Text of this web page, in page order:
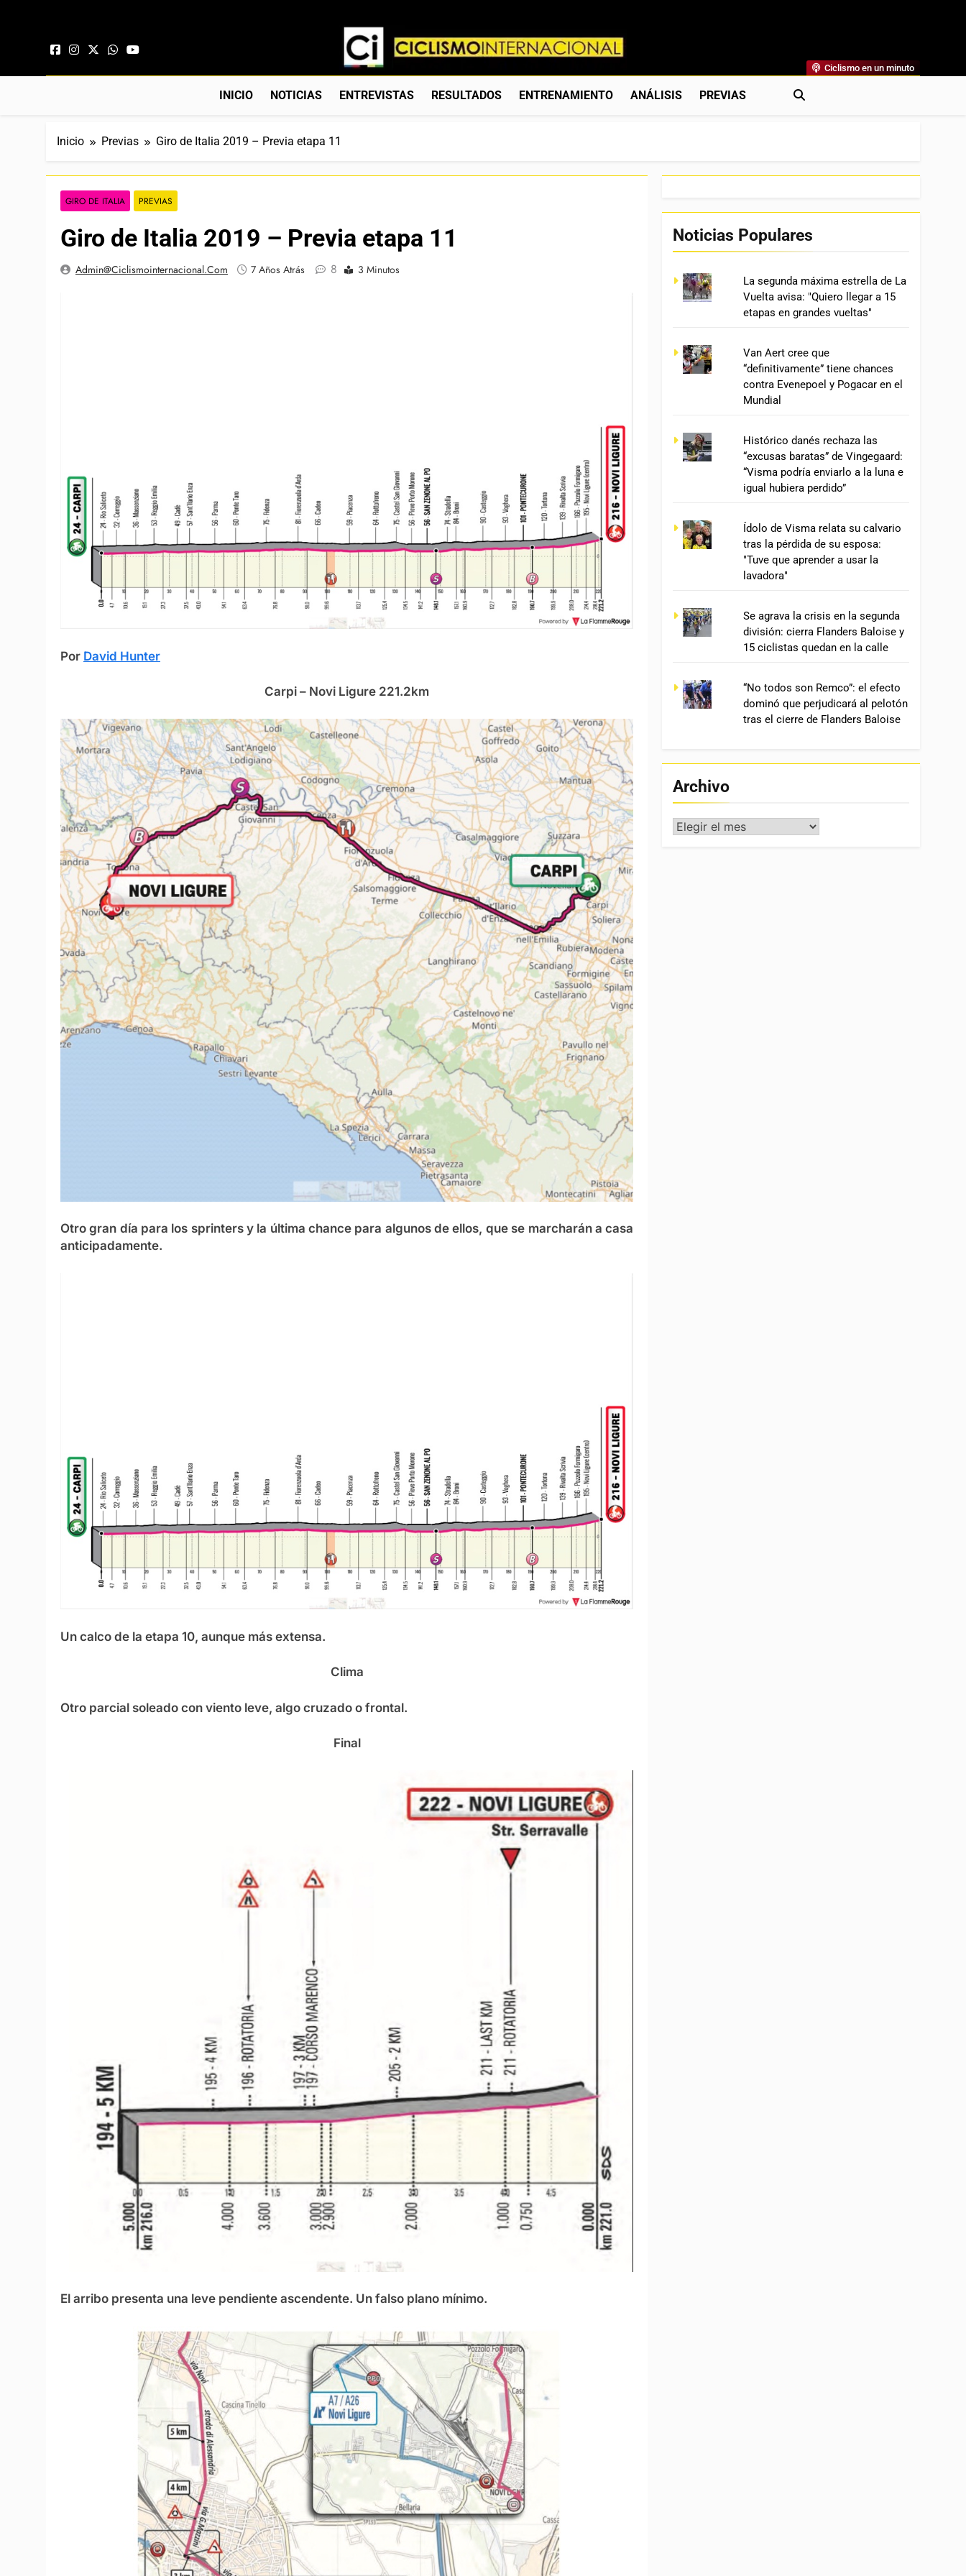
Ciclismo Internacional
Web Dedicada Al Ciclismo Mundial. Entrevistas, Análisis, Crónicas, Previas Y Más. La Web Ciclista De Referencia.
Ciclismo en un minuto
INICIO NOTICIAS ENTREVISTAS RESULTADOS ENTRENAMIENTO ANÁLISIS PREVIAS
Inicio Previas Giro de Italia 2019 – Previa etapa 11
GIRO DE ITALIA PREVIAS
Giro de Italia 2019 – Previa etapa 11
Admin@ciclismointernacional.com 7 Años Atrás 8 3 Minutos
Por David Hunter
Carpi – Novi Ligure 221.2km
Otro gran día para los sprinters y la última chance para algunos de ellos, que se marcharán a casa
anticipadamente.
Un calco de la etapa 10, aunque más extensa.
Clima
Otro parcial soleado con viento leve, algo cruzado o frontal.
Final
El arribo presenta una leve pendiente ascendente. Un falso plano mínimo.
Noticias Populares
La segunda máxima estrella de La
Vuelta avisa: "Quiero llegar a 15
etapas en grandes vueltas"
Van Aert cree que
“definitivamente” tiene chances
contra Evenepoel y Pogacar en el
Mundial
Histórico danés rechaza las
“excusas baratas” de Vingegaard:
“Visma podría enviarlo a la luna e
igual hubiera perdido”
Ídolo de Visma relata su calvario
tras la pérdida de su esposa:
"Tuve que aprender a usar la
lavadora"
Se agrava la crisis en la segunda
división: cierra Flanders Baloise y
15 ciclistas quedan en la calle
“No todos son Remco”: el efecto
dominó que perjudicará al pelotón
tras el cierre de Flanders Baloise
Archivo
Archivo